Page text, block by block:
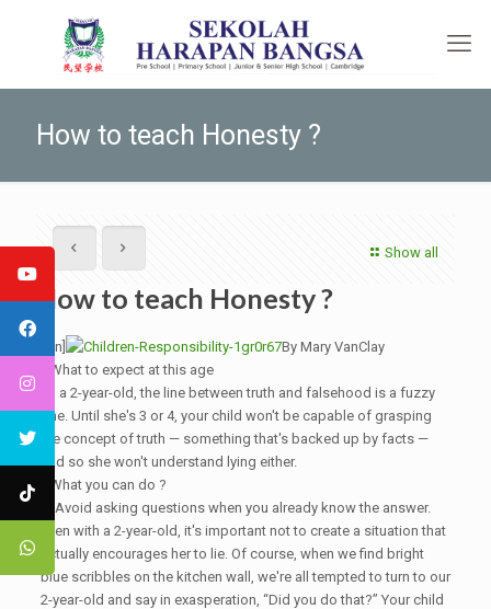
How to teach Honesty ?
Show all
How to teach Honesty ?
[:en]
By Mary VanClay
• What to expect at this age
To a 2-year-old, the line between truth and falsehood is a fuzzy
one. Until she's 3 or 4, your child won't be capable of grasping
the concept of truth — something that's backed up by facts —
and so she won't understand lying either.
• What you can do ?
1. Avoid asking questions when you already know the answer.
Even with a 2-year-old, it's important not to create a situation that
actually encourages her to lie. Of course, when we find bright
blue scribbles on the kitchen wall, we're all tempted to turn to our
2-year-old and say in exasperation, “Did you do that?” Your child